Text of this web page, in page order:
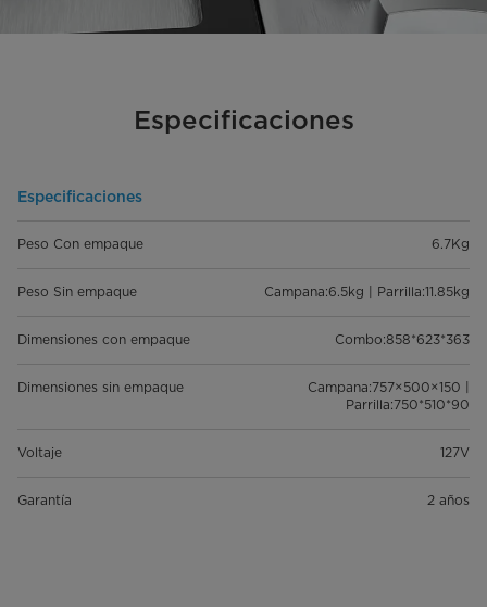
Especificaciones
Especificaciones
Peso Con empaque 6.7Kg
Peso Sin empaque Campana:6.5kg | Parrilla:11.85kg
Dimensiones con empaque Combo:858*623*363
Dimensiones sin empaque
Campana:757×500×150 |
Parrilla:750*510*90
Voltaje 127V
Garantía 2 años